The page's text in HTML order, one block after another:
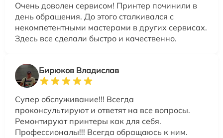
Очень доволен сервисом! Принтер починили в
день обращения. До этого сталкивался с
некомпетентными мастерами в других сервисах.
Здесь все сделали быстро и качественно.
Бирюков Владислав
Супер обслуживание!!! Всегда
проконсультируют и ответят на все вопросы.
Ремонтируют принтеры как для себя.
Профессионалы!!! Всегда обращаюсь к ним.